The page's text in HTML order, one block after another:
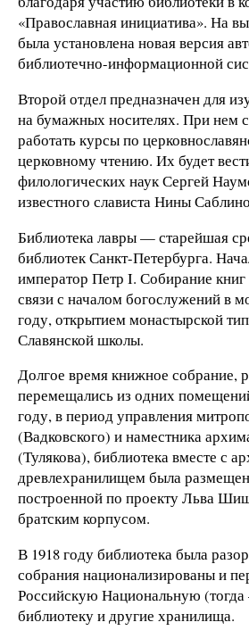
«Православная инициатива». На
была установлена новая версия
библиотечно-информационной
Второй отдел предназначен для
на бумажных носителях. При нем
работать курсы по
церковному чтению. Их будет
филологических наук Сергей
известного слависта Нины
Библиотека лавры — старейшая
библиотек Санкт-Петербурга.
император Петр I. Собирание
связи с началом богослужений в
году, открытием монастырской
Славянской школы.
Долгое время книжное собрание,
перемещались из одних
году, в период управления
(Вадковского) и наместника
(Тулякова), библиотека вместе с
древлехранилищем была
построенной по проекту Льва
братским корпусом.
В 1918 году библиотека была
собрания национализированы и
Российскую Национальную
библиотеку и другие хранилища.